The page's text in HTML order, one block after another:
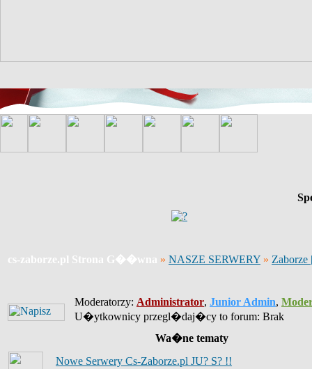
cs-zaborze.pl Strona G��wna » NASZE SERWERY » Zaborze
Moderatorzy: Administrator, Junior Admin,
U�ytkownicy przegl�daj�cy to forum: Brak
Wa�ne tematy
Nowe Serwery Cs-Zaborze.pl JU? S? !!